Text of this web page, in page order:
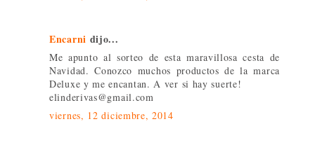
Encarni dijo...
Me apunto al sorteo de esta maravillosa cesta de
Navidad. Conozco muchos productos de la marca
Deluxe y me encantan. A ver si hay suerte!
elinderivas@gmail.com
viernes, 12 diciembre, 2014